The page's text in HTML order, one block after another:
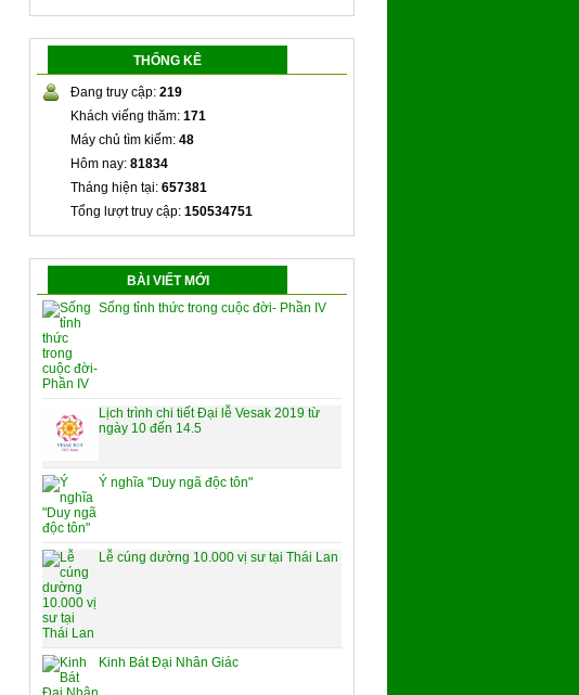
THỐNG KÊ
Đang truy cập: 219
Khách viếng thăm: 171
Máy chủ tìm kiếm: 48
Hôm nay: 81834
Tháng hiện tại: 657381
Tổng lượt truy cập: 150534751
BÀI VIẾT MỚI
Sống tỉnh thức trong cuộc đời- Phần IV
Lịch trình chi tiết Đại lễ Vesak 2019 từ
ngày 10 đến 14.5
Ý nghĩa "Duy ngã độc tôn"
Lễ cúng dường 10.000 vị sư tại Thái Lan
Kinh Bát Đại Nhân Giác